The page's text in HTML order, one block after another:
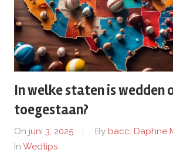
o
.
c
o
m
In welke staten is wedden
toegestaan?
On juni 3, 2025 By bacc. Daphne
In Wedtips